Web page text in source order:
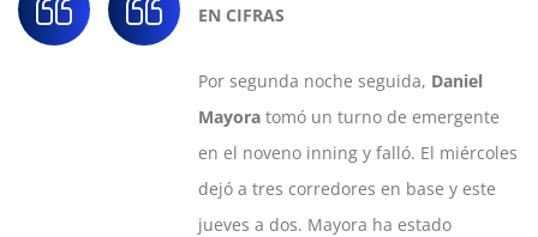
EN CIFRAS
Por segunda noche seguida, Daniel
Mayora tomó un turno de emergente
en el noveno inning y falló. El miércoles
dejó a tres corredores en base y este
jueves a dos. Mayora ha estado